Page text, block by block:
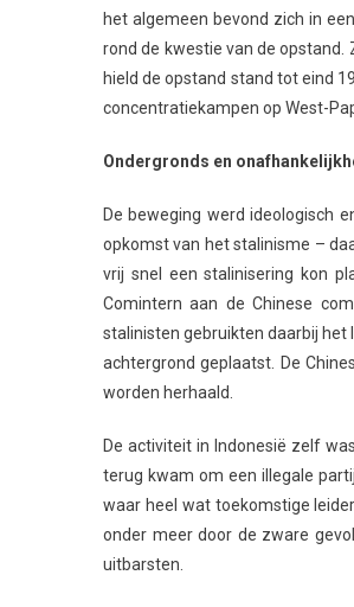
het algemeen bevond zich in
rond de kwestie van de opstand.
hield de opstand stand tot eind
concentratiekampen op West-
Ondergronds en
De beweging werd ideologisch
opkomst van het stalinisme –
vrij snel een stalinisering kon
Comintern aan de Chinese
stalinisten gebruikten daarbij het
achtergrond geplaatst. De
worden herhaald.
De activiteit in Indonesië zelf
terug kwam om een illegale
waar heel wat toekomstige
onder meer door de zware
uitbarsten.